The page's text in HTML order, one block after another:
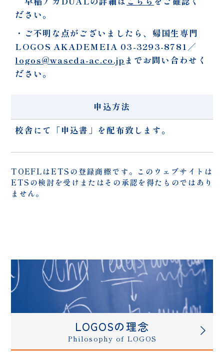
ださい。
・ご不明な点がございましたら、帰国生専門
LOGOS AKADEMEIA 03-3293-8781 ／
logos@waseda-ac.co.jp までお問い合わせく
ださい。
申込方法
校舎にて「申込書」を配布致します。
TOEFLはETSの登録商標です。このウェブサイトは
ETSの検討を受けまたはその承認を得たものではあり
ません。
LOGOSの理念
Philosophy of LOGOS